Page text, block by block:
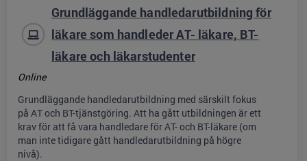
Grundläggande handledarutbildning för
läkare som handleder AT- läkare, BT-
läkare och läkarstudenter
Online
Grundläggande handledarutbildning med särskilt fokus
på AT och BT-tjänstgöring. Att ha gått utbildningen är ett
krav för att få vara handledare för AT- och BT-läkare (om
man inte tidigare gått handledarutbildning på högre
nivå).